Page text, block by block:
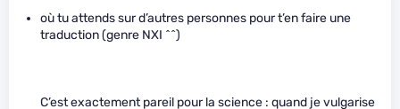
où tu attends sur d’autres personnes pour t’en faire une
traduction (genre NXI ^^)
C’est exactement pareil pour la science : quand je vulgarise